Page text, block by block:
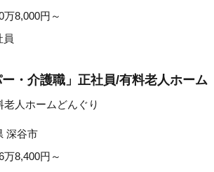
万8,000円～
員
ー・介護職」正社員/有料老人ホーム
老人ホームどんぐり
深谷市
万8,400円～